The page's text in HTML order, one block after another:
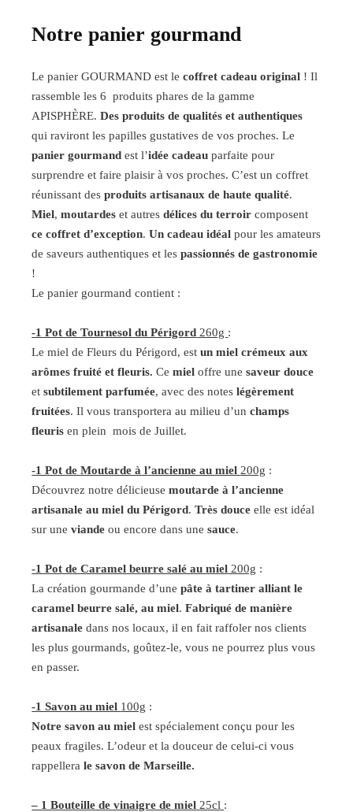
Notre panier gourmand
Le panier GOURMAND est lecoffret cadeau original ! Il
rassemble les 6 produits phares de la gamme
APISPHÈRE.Des produits de qualités et authentiques
qui raviront les papilles gustatives de vos proches. Le
panier gourmand est l’idée cadeau parfaite pour
surprendre et faire plaisir à vos proches. C’est un coffret
réunissant des produits artisanaux de haute qualité.
Miel,moutardes et autresdélices du terroir composent
ce coffret d’exception.Un cadeau idéal pour les amateurs
de saveurs authentiques et lespassionnés de gastronomie
!
Le panier gourmand contient :
-1 Pot de Tournesol du Périgord 260g :
Le miel de Fleurs du Périgord, estun miel crémeux aux
arômes fruité et fleuris. Cemiel offre unesaveur douce
etsubtilement parfumée, avec des notes légèrement
fruitées. Il vous transportera au milieu d’un champs
fleuris en plein mois de Juillet.
-1 Pot de Moutarde à l’ancienne au miel 200g :
Découvrez notre délicieusemoutarde à l’ancienne
artisanale au miel du Périgord.Très douce elle est idéal
sur une viande ou encore dans une sauce.
-1 Pot de Caramel beurre salé au miel 200g :
La création gourmande d’unepâte à tartiner alliant le
caramel beurre salé, au miel.Fabriqué de manière
artisanale dans nos locaux, il en fait raffoler nos clients
les plus gourmands, goûtez-le, vous ne pourrez plus vous
en passer.
-1 Savon au miel 100g :
Notre savon au miel est spécialement conçu pour les
peaux fragiles. L’odeur et la douceur de celui-ci vous
rappellerale savon de Marseille.
– 1 Bouteille de vinaigre de miel 25cl :